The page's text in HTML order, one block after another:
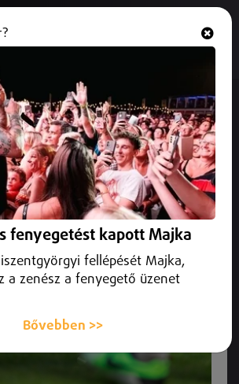
az NB I-ben
az NB I-ben: egy élvonalbeli focista
5 millió forintot keres
fenyegetést kapott Majka
fellépését Majka,
a zenész a fenyegető üzenet
Bővebben >>